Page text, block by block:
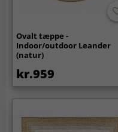
Ovalt tæppe -
Indoor/outdoor Leander
(natur)
kr.959